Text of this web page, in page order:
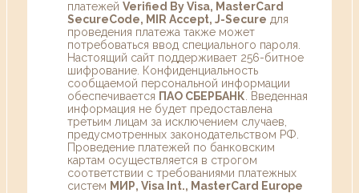
платежей Verified By Visa, MasterCard
SecureCode, MIR Accept, J-Secure для
проведения платежа также может
потребоваться ввод специального пароля.
Настоящий сайт поддерживает 256-битное
шифрование. Конфиденциальность
сообщаемой персональной информации
обеспечивается ПАО СБЕРБАНК . Введенная
информация не будет предоставлена
третьим лицам за исключением случаев,
предусмотренных законодательством РФ.
Проведение платежей по банковским
картам осуществляется в строгом
соответствии с требованиями платежных
систем МИР, Visa Int., MasterCard Europe